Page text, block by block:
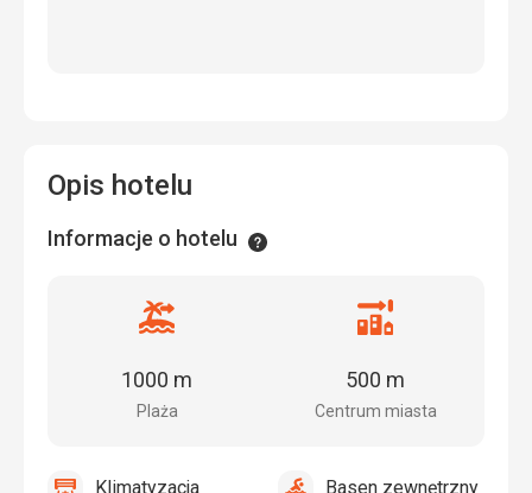
Opis hotelu
Informacje o hotelu Informacje
Odległość
plaży
Plaża
1000 m
Odległość
centrum
Centrum miasta
500 m
Klimatyzacja Basen zewnętrzny